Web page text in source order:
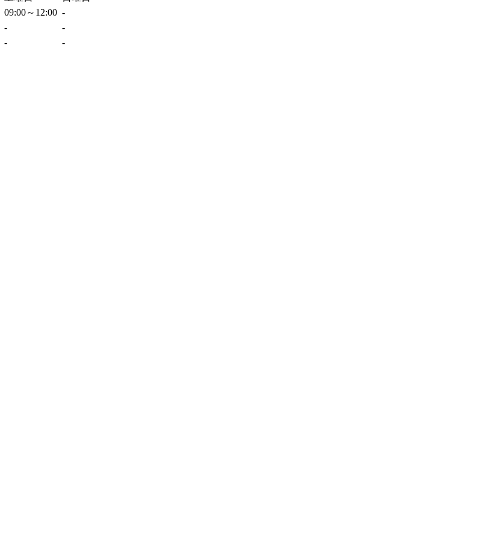
09:00～12:00 -
-
-
- -